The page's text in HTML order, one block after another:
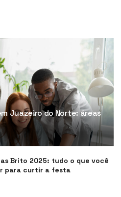
Juazeiro do Norte: áreas
Brito 2025: tudo o que você
para curtir a festa